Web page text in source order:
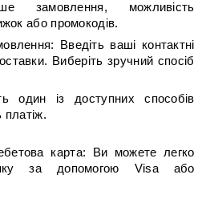
замовлення, можливість
або промокодів.
Введіть ваші контактні
Виберіть зручний спосіб
один із доступних способів
платіж.
карта: Ви можете легко
за допомогою Visa або